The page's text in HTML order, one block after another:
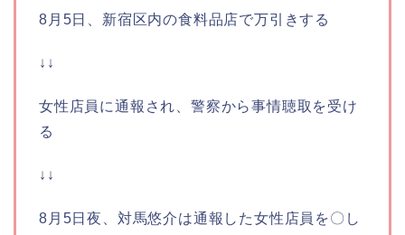
8月5日、新宿区内の食料品店で万引きする
↓↓
女性店員に通報され、警察から事情聴取を受け
る
↓↓
8月5日夜、対馬悠介は通報した女性店員を〇し